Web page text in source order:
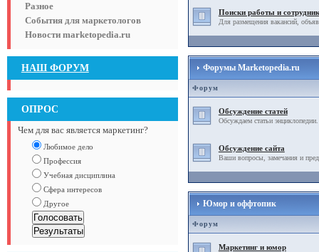
Разное
События для маркетологов
Новости marketopedia.ru
НАШ ФОРУМ
ОПРОС
Чем для вас является маркетинг?
Любимое дело
Профессия
Учебная дисциплина
Сфера интересов
Другое
Поиски работы и
Для размещения вакансий,
Форумы Marketopedia.ru
Форум
Обсуждение статей
Обсуждаем статьи энциклопедии.
Обсуждение сайта
Ваши вопросы, замечания и
Юмор и оффтопик
Форум
Маркетинг и юмор